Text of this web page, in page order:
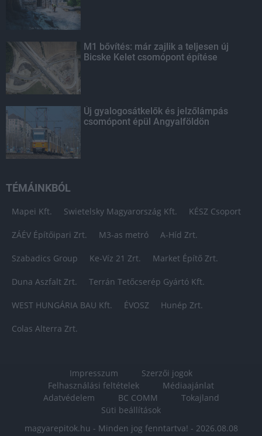
M1 bővítés: már zajlik a teljesen új
Bicske Kelet csomópont építése
Új gyalogosátkelők és jelzőlámpás
csomópont épül Angyalföldön
TÉMÁINKBÓL
Mapei Kft. Swietelsky Magyarország Kft. KÉSZ Csoport
ZÁÉV Építőipari Zrt. M3-as metró A-Híd Zrt.
Szabadics Group Ke-Víz 21 Zrt. Market Építő Zrt.
Duna Aszfalt Zrt. Terrán Tetőcserép Gyártó Kft.
WEST HUNGÁRIA BAU Kft. ÉVOSZ Hunép Zrt.
Colas Alterra Zrt.
Impresszum
Szerzői jogok
Felhasználási feltételek
Médiaajánlat
Adatvédelem
BC COMM
Tokajland
Süti beállítások
magyarepitok.hu - Minden jog fenntartva! - 2026.08.08